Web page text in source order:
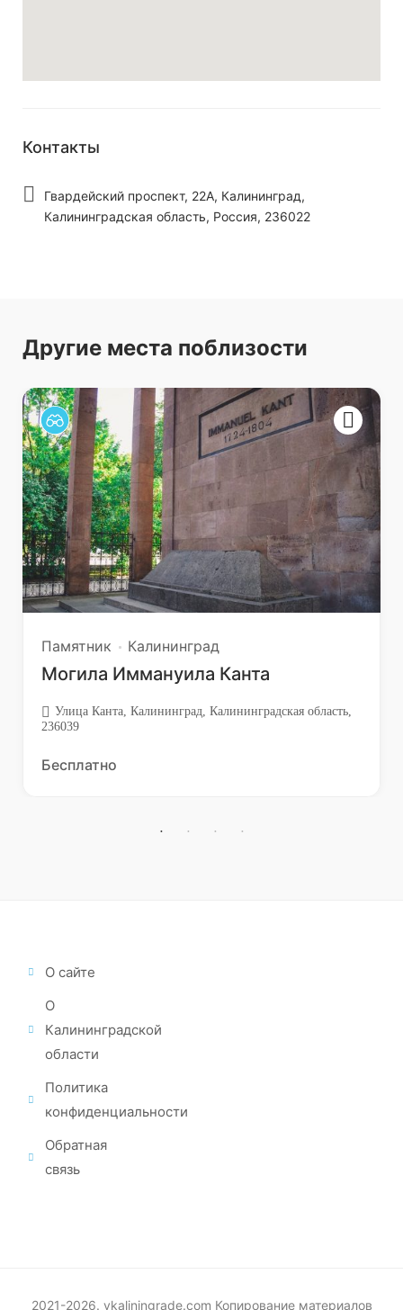
Контакты
Гвардейский проспект, 22А, Калининград,
Калининградская область, Россия, 236022
Другие места поблизости
Памятник Калининград
Могила Иммануила Канта
Улица Канта, Калининград, Калининградская область,
236039
Бесплатно
О сайте
О
Калининградской
области
Политика
конфиденциальности
Обратная
связь
2021-2026. vkaliningrade.com Копирование материалов